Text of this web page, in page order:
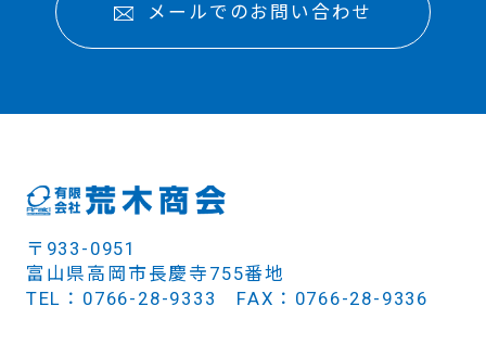
メールでのお問い合わせ
〒933-0951
富山県高岡市長慶寺755番地
TEL：0766-28-9333 FAX：0766-28-9336